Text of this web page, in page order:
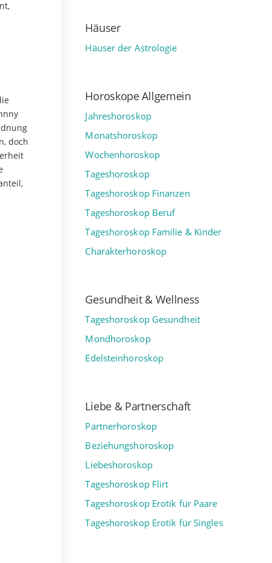
doch
Häuser
Häuser der Astrologie
Horoskope Allgemein
Jahreshoroskop
Monatshoroskop
Wochenhoroskop
Tageshoroskop
Tageshoroskop Finanzen
Tageshoroskop Beruf
Tageshoroskop Familie & Kinder
Charakterhoroskop
Gesundheit & Wellness
Tageshoroskop Gesundheit
Mondhoroskop
Edelsteinhoroskop
Liebe & Partnerschaft
Partnerhoroskop
Beziehungshoroskop
Liebeshoroskop
Tageshoroskop Flirt
Tageshoroskop Erotik für Paare
Tageshoroskop Erotik für Singles